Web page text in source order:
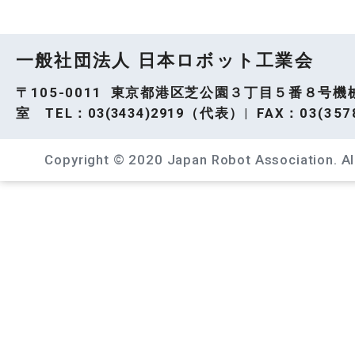
一般社団法人 日本ロボット工業会
〒105-0011 東京都港区芝公園３丁目５番８号機
室 TEL： 03(3434)2919 （代表）| FAX：
Copyright © 2020 Japan Robot Association.